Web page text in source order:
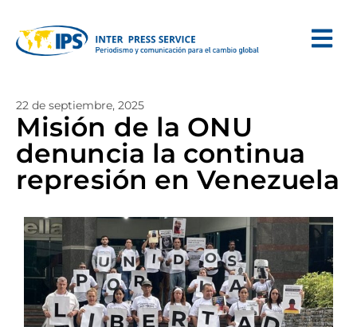
22 de septiembre, 2025
Misión de la ONU
denuncia la continua
represión en Venezuela